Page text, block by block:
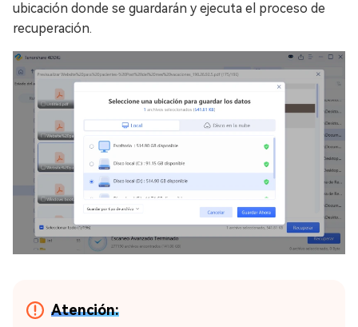
ubicación donde se guardarán y ejecuta el proceso de
recuperación.
Atención: